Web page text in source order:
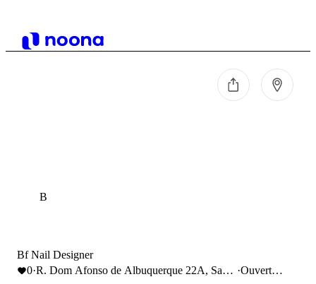
B
Bf Nail Designer
0·R. Dom Afonso de Albuquerque 22A, Santo ·Ouvert